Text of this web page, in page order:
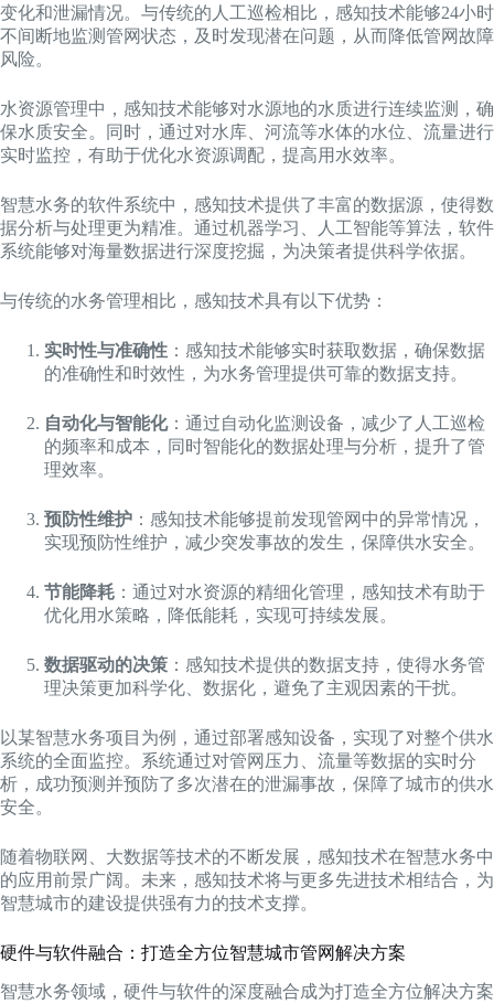
变化和泄漏情况。与传统的人工巡检相比，感知技术能够24小时
不间断地监测管网状态，及时发现潜在问题，从而降低管网故障
风险。
水资源管理中，感知技术能够对水源地的水质进行连续监测，确
保水质安全。同时，通过对水库、河流等水体的水位、流量进行
实时监控，有助于优化水资源调配，提高用水效率。
智慧水务的软件系统中，感知技术提供了丰富的数据源，使得数
据分析与处理更为精准。通过机器学习、人工智能等算法，软件
系统能够对海量数据进行深度挖掘，为决策者提供科学依据。
与传统的水务管理相比，感知技术具有以下优势：
实时性与准确性 ：感知技术能够实时获取数据，确保数据
的准确性和时效性，为水务管理提供可靠的数据支持。
自动化与智能化：通过自动化监测设备，减少了人工巡检
的频率和成本，同时智能化的数据处理与分析，提升了管
理效率。
预防性维护 ：感知技术能够提前发现管网中的异常情况，
实现预防性维护，减少突发事故的发生，保障供水安全。
节能降耗 ：通过对水资源的精细化管理，感知技术有助于
优化用水策略，降低能耗，实现可持续发展。
数据驱动的决策 ：感知技术提供的数据支持，使得水务管
理决策更加科学化、数据化，避免了主观因素的干扰。
以某智慧水务项目为例，通过部署感知设备，实现了对整个供水
系统的全面监控。系统通过对管网压力、流量等数据的实时分
析，成功预测并预防了多次潜在的泄漏事故，保障了城市的供水
安全。
随着物联网、大数据等技术的不断发展，感知技术在智慧水务中
的应用前景广阔。未来，感知技术将与更多先进技术相结合，为
智慧城市的建设提供强有力的技术支撑。
硬件与软件融合：打造全方位智慧城市管网解决方案
智慧水务领域，硬件与软件的深度融合成为打造全方位解决方案